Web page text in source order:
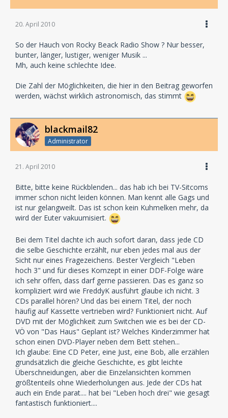
20. April 2010
So der Hauch von Rocky Beack Radio Show ? Nur besser,
bunter, länger, lustiger, weniger Musik ...
Mh, auch keine schlechte Idee.
Die Zahl der Möglichkeiten, die hier in den Beitrag geworfen
werden, wächst wirklich astronomisch, das stimmt
blackmail82
Administrator
21. April 2010
Bitte, bitte keine Rückblenden... das hab ich bei TV-Sitcoms
immer schon nicht leiden können. Man kennt alle Gags und
ist nur gelangweilt. Das ist schon kein Kuhmelken mehr, da
wird der Euter vakuumisiert.
Bei dem Titel dachte ich auch sofort daran, dass jede CD
die selbe Geschichte erzählt, nur eben jedes mal aus der
Sicht nur eines Fragezeichens. Bester Vergleich "Leben
hoch 3" und für dieses Komzept in einer DDF-Folge wäre
ich sehr offen, dass darf gerne passieren. Das es ganz so
kompliziert wird wie FreddyK ausführt glaube ich nicht. 3
CDs parallel hören? Und das bei einem Titel, der noch
häufig auf Kassette vertrieben wird? Funktioniert nicht. Auf
DVD mit der Möglichkeit zum Switchen wie es bei der CD-
VÖ von "Das Haus" Geplant ist? Welches Kinderzimmer hat
schon einen DVD-Player neben dem Bett stehen...
Ich glaube: Eine CD Peter, eine Just, eine Bob, alle erzählen
grundsätzlich die gleiche Geschichte, es gibt leichte
Überschneidungen, aber die Einzelansichten kommen
größtenteils ohne Wiederholungen aus. Jede der CDs hat
auch ein Ende parat.... hat bei "Leben hoch drei" wie gesagt
fantastisch funktioniert....